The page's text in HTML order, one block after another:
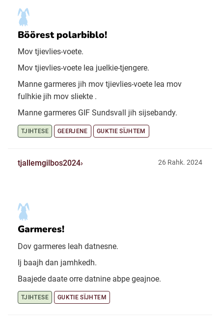
Böörest polarbiblo!
Mov tjievlies-voete.
Mov tjievlies-voete lea juelkie-tjengere.
Manne garmeres jih mov tjievlies-voete lea mov
fulhkie jih mov sliekte .
Manne garmeres GIF Sundsvall jih sijsebandy.
TJIHTESE GEERJENE GUKTIE SÏJHTEM
tjallemgilbos2024 26 Rahk. 2024
Garmeres!
Dov garmeres leah datnesne.
Ij baajh dan jamhkedh.
Baajede daate orre datnine abpe geajnoe.
TJIHTESE GUKTIE SÏJHTEM